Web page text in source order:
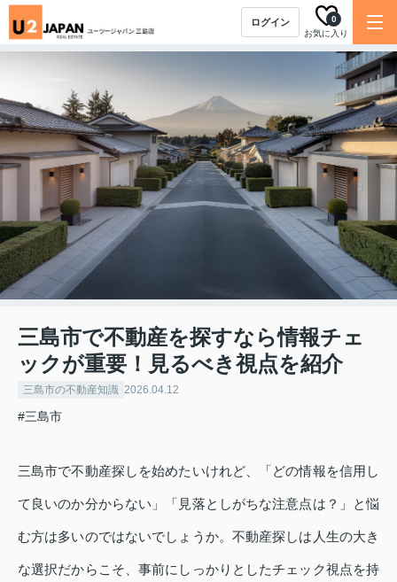
ログイン
お気に入り
0
三島市で不動産を探すなら情報チェ
ックが重要！見るべき視点を紹介
三島市の不動産知識 2026.04.12
#三島市
三島市で不動産探しを始めたいけれど、「どの情報を信用し
て良いのか分からない」「見落としがちな注意点は？」と悩
む方は多いのではないでしょうか。不動産探しは人生の大き
な選択だからこそ、事前にしっかりとしたチェック視点を持